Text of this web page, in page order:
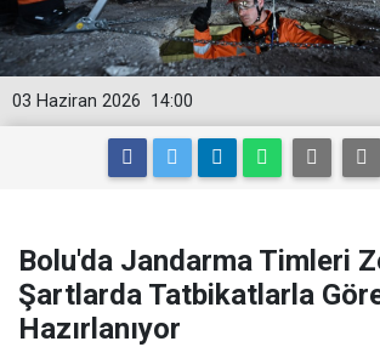
14:00
03 Haziran 2026
Bolu'da Jandarma Timleri
Şartlarda Tatbikatlarla
Hazırlanıyor